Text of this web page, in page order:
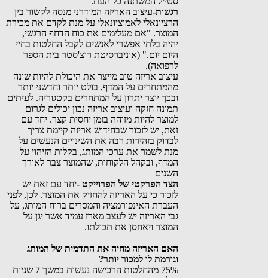
רגשות-עיצוב האריזה המודרני מנסה לקשור בין
הרציונאלי לאמוציונאלי על מנת לקדם את מכירת
המוצר. "אם מעלימים את כוח הדחף הרגשי,
יהיה בלתי אפשרי לאנשים לקבל החלטות בחיי
היום יום." (אוניברסיטת רוצ'סטר בית הספר
לרפואה).
עיצוב אריזה טוב מייצר את היכולת להיות שונה
מהמתחרים על המדף, בולט יותר וחדשני יותר
ובכך יוצר יתרון על המתחרים בקטגוריה. לעיתים
תמונה חזקה ועיצוב אריזה נכון יכולים לגרום
למוצר להיות מזוהה בזמן יחסית קצר. יחד עם
זאת, יש לזכור שבחידוש אריזה קיימת צריך
לבדוק בזהירות רבה את השינויים הנעשים על
מנת לשמר את ערכי המותג, בקלות הזיהוי על
המדף, ובקהל הלקוחות, שהמוצר צבר לאורך
השנים
הצד הפרקטי של הפרוייקט -יחד עם זאת יש
לזכור כי על האריזה להחזיק את המוצר. לכן, לפני
העברת האינפורמציה והמסרים ברוח המותג, על
גבי האריזה יש לעצב מארז עמיד אשר יגן על
המוצר ויאחסן את תכולתו.
האם האריזה מחיה את התדמית של המותג
וגורמת לו למכור יותר?
75% מהחלטות הרכישה נעשות במשך 7 שניות